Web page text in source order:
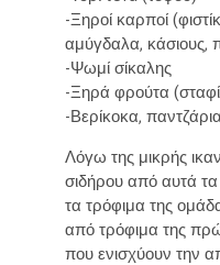
-Ξηροί καρποί
αμύγδαλα, κάσιους,
-Ψωμί σίκαλης
-Ξηρά φρούτα
-Βερίκοκα,
Λόγω της μικρής
σιδήρου από αυτά τα
τα τρόφιμα της
από τρόφιμα της
που ενισχύουν την